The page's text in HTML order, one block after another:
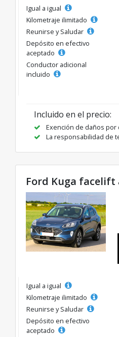
Igual a igual
Kilometraje ilimitado
Reunirse y Saludar
Depósito en efectivo
aceptado
Conductor adicional
incluido
Incluido en el precio:
Exención de daños por
La responsabilidad de
Ford Kuga facelift
Igual a igual
Kilometraje ilimitado
Reunirse y Saludar
Depósito en efectivo
aceptado